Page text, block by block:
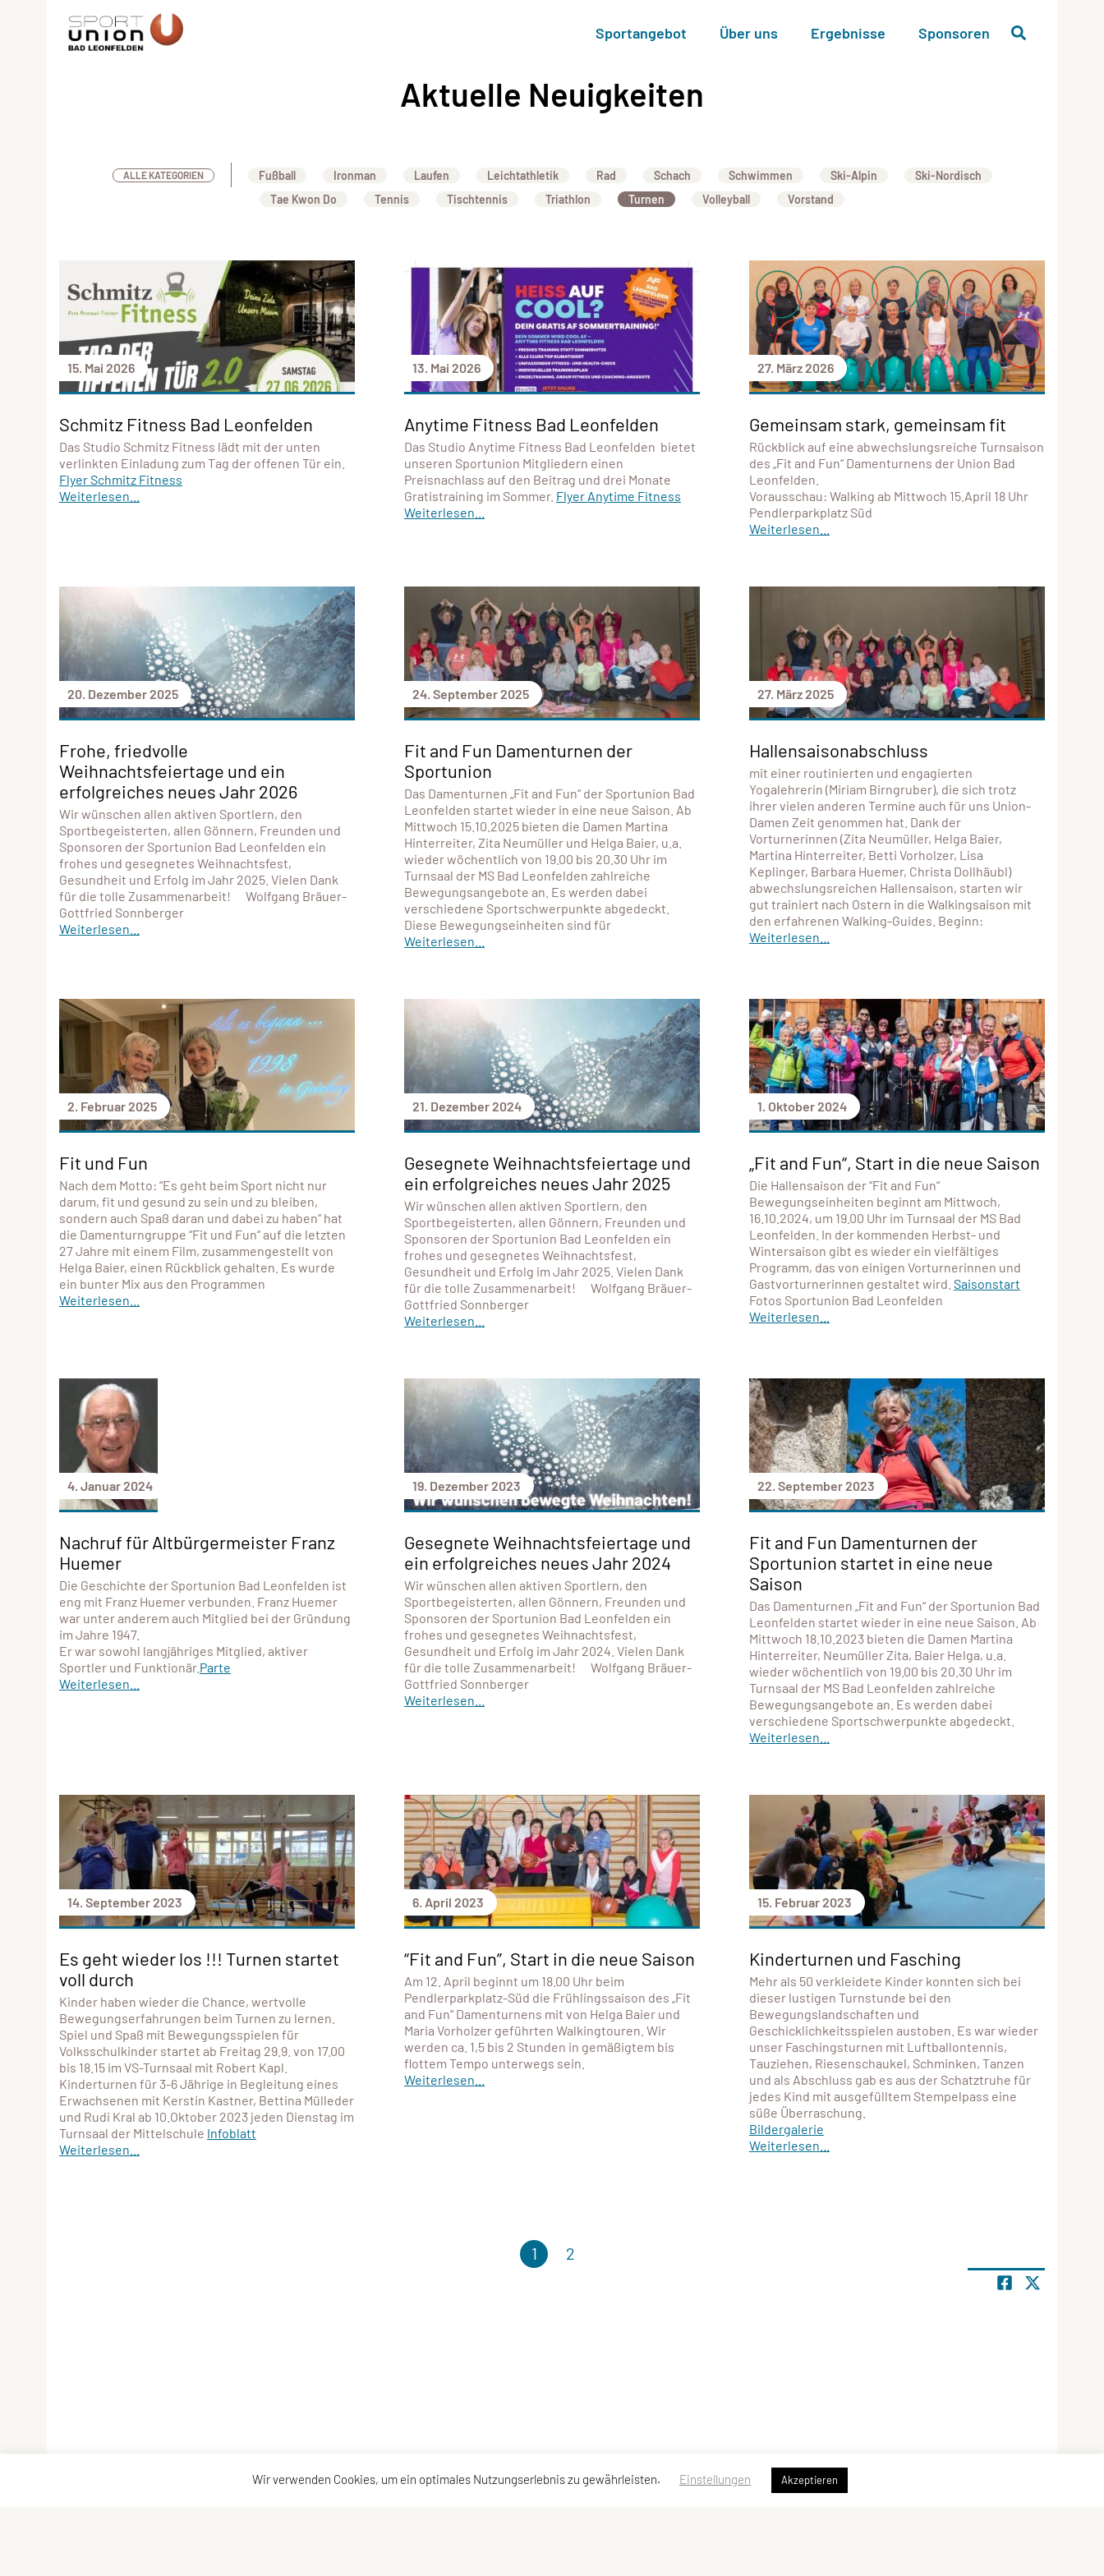
Sportangebot Über uns Ergebnisse Sponsoren
Aktuelle Neuigkeiten
ALLE KATEGORIEN Fußball Ironman Laufen Leichtathletik Rad Schach Schwimmen Ski-Alpin
Ski-Nordisch
Tae Kwon Do
Tennis Tischtennis Triathlon Turnen Volleyball Vorstand
15. Mai 2026
Schmitz Fitness Bad Leonfelden
Das Studio Schmitz Fitness lädt mit der unten
verlinkten Einladung zum Tag der offenen Tür ein.
Flyer Schmitz Fitness
Weiterlesen...
13. Mai 2026
Anytime Fitness Bad Leonfelden
Das Studio Anytime Fitness Bad Leonfelden bietet
unseren Sportunion Mitgliedern einen
Preisnachlass auf den Beitrag und drei Monate
Gratistraining im Sommer. Flyer Anytime Fitness
Weiterlesen...
27. März 2026
Gemeinsam stark, gemeinsam fit
Rückblick auf eine abwechslungsreiche Turnsaison
des „Fit and Fun“ Damenturnens der Union Bad
Leonfelden.
Vorausschau: Walking ab Mittwoch 15.April 18 Uhr
Pendlerparkplatz Süd
Weiterlesen...
20. Dezember 2025
Frohe, friedvolle
Weihnachtsfeiertage und ein
erfolgreiches neues Jahr 2026
Wir wünschen allen aktiven Sportlern, den
Sportbegeisterten, allen Gönnern, Freunden und
Sponsoren der Sportunion Bad Leonfelden ein
frohes und gesegnetes Weihnachtsfest,
Gesundheit und Erfolg im Jahr 2025. Vielen Dank
für die tolle Zusammenarbeit! Wolfgang Bräuer-
Gottfried Sonnberger
Weiterlesen...
24. September 2025
Fit and Fun Damenturnen der
Sportunion
Das Damenturnen „Fit and Fun“ der Sportunion Bad
Leonfelden startet wieder in eine neue Saison. Ab
Mittwoch 15.10.2025 bieten die Damen Martina
Hinterreiter, Zita Neumüller und Helga Baier, u.a.
wieder wöchentlich von 19.00 bis 20.30 Uhr im
Turnsaal der MS Bad Leonfelden zahlreiche
Bewegungsangebote an. Es werden dabei
verschiedene Sportschwerpunkte abgedeckt.
Diese Bewegungseinheiten sind für
Weiterlesen...
27. März 2025
Hallensaisonabschluss
mit einer routinierten und engagierten
Yogalehrerin (Miriam Birngruber), die sich trotz
ihrer vielen anderen Termine auch für uns Union-
Damen Zeit genommen hat. Dank der
Vorturnerinnen (Zita Neumüller, Helga Baier,
Martina Hinterreiter, Betti Vorholzer, Lisa
Keplinger, Barbara Huemer, Christa Dollhäubl)
abwechslungsreichen Hallensaison, starten wir
gut trainiert nach Ostern in die Walkingsaison mit
den erfahrenen Walking-Guides. Beginn:
Weiterlesen...
2. Februar 2025
Fit und Fun
Nach dem Motto: “Es geht beim Sport nicht nur
darum, fit und gesund zu sein und zu bleiben,
sondern auch Spaß daran und dabei zu haben“ hat
die Damenturngruppe “Fit und Fun“ auf die letzten
27 Jahre mit einem Film, zusammengestellt von
Helga Baier, einen Rückblick gehalten. Es wurde
ein bunter Mix aus den Programmen
Weiterlesen...
21. Dezember 2024
Gesegnete Weihnachtsfeiertage und
ein erfolgreiches neues Jahr 2025
Wir wünschen allen aktiven Sportlern, den
Sportbegeisterten, allen Gönnern, Freunden und
Sponsoren der Sportunion Bad Leonfelden ein
frohes und gesegnetes Weihnachtsfest,
Gesundheit und Erfolg im Jahr 2025. Vielen Dank
für die tolle Zusammenarbeit! Wolfgang Bräuer-
Gottfried Sonnberger
Weiterlesen...
1. Oktober 2024
„Fit and Fun“, Start in die neue Saison
Die Hallensaison der “Fit and Fun“
Bewegungseinheiten beginnt am Mittwoch,
16.10.2024, um 19.00 Uhr im Turnsaal der MS Bad
Leonfelden. In der kommenden Herbst- und
Wintersaison gibt es wieder ein vielfältiges
Programm, das von einigen Vorturnerinnen und
Gastvorturnerinnen gestaltet wird. Saisonstart
Fotos Sportunion Bad Leonfelden
Weiterlesen...
4. Januar 2024
Nachruf für Altbürgermeister Franz
Huemer
Die Geschichte der Sportunion Bad Leonfelden ist
eng mit Franz Huemer verbunden. Franz Huemer
war unter anderem auch Mitglied bei der Gründung
im Jahre 1947.
Er war sowohl langjähriges Mitglied, aktiver
Sportler und Funktionär. Parte
Weiterlesen...
19. Dezember 2023
Gesegnete Weihnachtsfeiertage und
ein erfolgreiches neues Jahr 2024
Wir wünschen allen aktiven Sportlern, den
Sportbegeisterten, allen Gönnern, Freunden und
Sponsoren der Sportunion Bad Leonfelden ein
frohes und gesegnetes Weihnachtsfest,
Gesundheit und Erfolg im Jahr 2024. Vielen Dank
für die tolle Zusammenarbeit! Wolfgang Bräuer-
Gottfried Sonnberger
Weiterlesen...
22. September 2023
Fit and Fun Damenturnen der
Sportunion startet in eine neue
Saison
Das Damenturnen „Fit and Fun“ der Sportunion Bad
Leonfelden startet wieder in eine neue Saison. Ab
Mittwoch 18.10.2023 bieten die Damen Martina
Hinterreiter, Neumüller Zita, Baier Helga, u.a.
wieder wöchentlich von 19.00 bis 20.30 Uhr im
Turnsaal der MS Bad Leonfelden zahlreiche
Bewegungsangebote an. Es werden dabei
verschiedene Sportschwerpunkte abgedeckt.
Weiterlesen...
14. September 2023
Es geht wieder los !!! Turnen startet
voll durch
Kinder haben wieder die Chance, wertvolle
Bewegungserfahrungen beim Turnen zu lernen.
Spiel und Spaß mit Bewegungsspielen für
Volksschulkinder startet ab Freitag 29.9. von 17.00
bis 18.15 im VS-Turnsaal mit Robert Kapl.
Kinderturnen für 3-6 Jährige in Begleitung eines
Erwachsenen mit Kerstin Kastner, Bettina Mülleder
und Rudi Kral ab 10.Oktober 2023 jeden Dienstag im
Turnsaal der Mittelschule Infoblatt
Weiterlesen...
6. April 2023
“Fit and Fun”, Start in die neue Saison
Am 12. April beginnt um 18.00 Uhr beim
Pendlerparkplatz-Süd die Frühlingssaison des „Fit
and Fun“ Damenturnens mit von Helga Baier und
Maria Vorholzer geführten Walkingtouren. Wir
werden ca. 1,5 bis 2 Stunden in gemäßigtem bis
flottem Tempo unterwegs sein.
Weiterlesen...
15. Februar 2023
Kinderturnen und Fasching
Mehr als 50 verkleidete Kinder konnten sich bei
dieser lustigen Turnstunde bei den
Bewegungslandschaften und
Geschicklichkeitsspielen austoben. Es war wieder
unser Faschingsturnen mit Luftballontennis,
Tauziehen, Riesenschaukel, Schminken, Tanzen
und als Abschluss gab es aus der Schatztruhe für
jedes Kind mit ausgefülltem Stempelpass eine
süße Überraschung.
Bildergalerie
Weiterlesen...
1 2
Wir verwenden Cookies, um ein optimales Nutzungserlebnis zu gewährleisten. Einstellungen Akzeptieren